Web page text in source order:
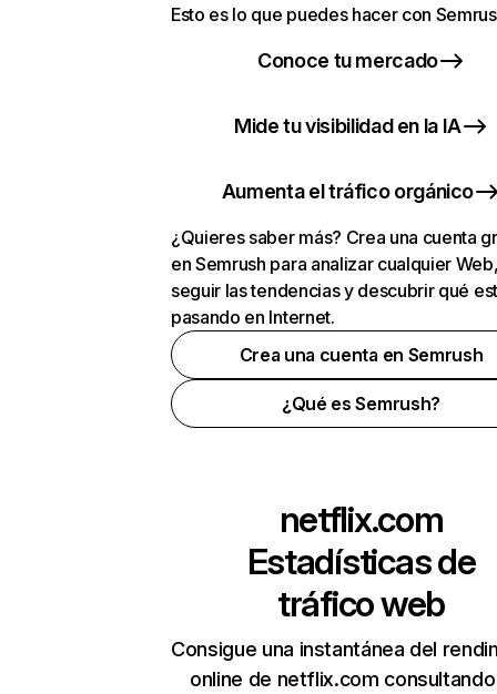
Esto es lo que puedes hacer con
Conoce tu mercado
Mide tu visibilidad en la IA
Aumenta el tráfico orgánico
¿Quieres saber más? Crea una cuenta
en Semrush para analizar cualquier
seguir las tendencias y descubrir qué
pasando en Internet.
Crea una cuenta en Semrush
¿Qué es Semrush?
netflix.com
Estadísticas de
tráfico web
Consigue una instantánea del
online de netflix.com